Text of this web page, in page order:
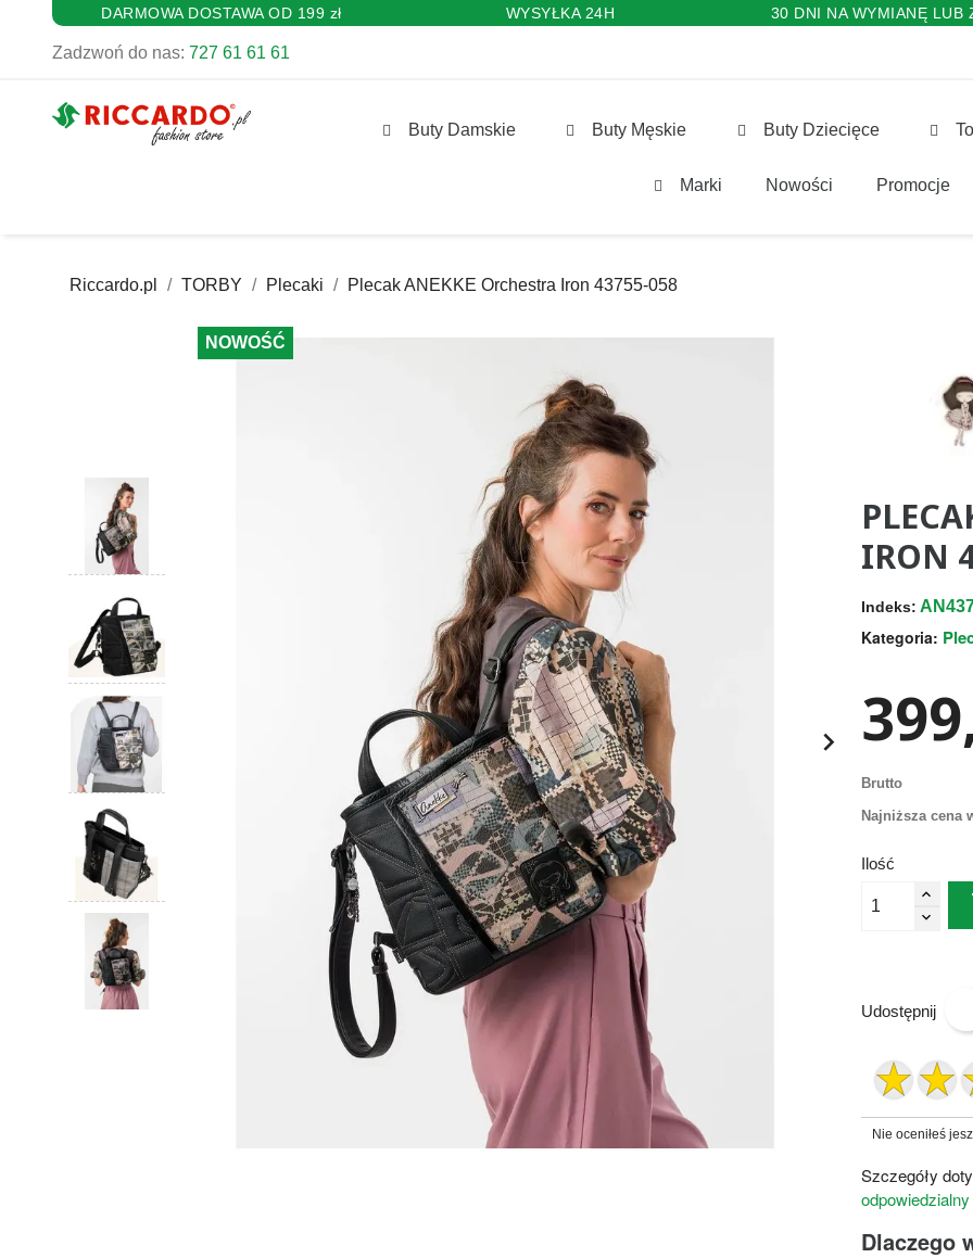
DARMOWA DOSTAWA OD 199 zł WYSYŁKA 24H 30 DNI NA WYMIANĘ LUB
Zadzwoń do nas: 727 61 61 61
Buty Damskie Buty Męskie Buty Dziecięce
Marki Nowości Promocje
Riccardo.pl TORBY Plecaki Plecak ANEKKE Orchestra Iron 43755-058
NOWOŚĆ

IRON
Indeks:
Kategoria:
Brutto
Najniższa cena
Ilość
Udostępnij
Nie oceniłeś
Szczegóły
Dlaczego